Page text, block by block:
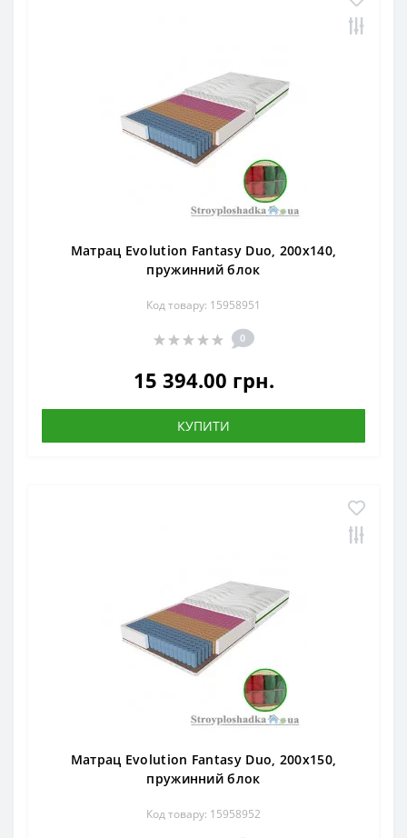
Матрац Evolution Fantasy Duo, 200x140,
пружинний блок
Код товару: 15958951
0
15 394.00 грн.
КУПИТИ
Матрац Evolution Fantasy Duo, 200x150,
пружинний блок
Код товару: 15958952